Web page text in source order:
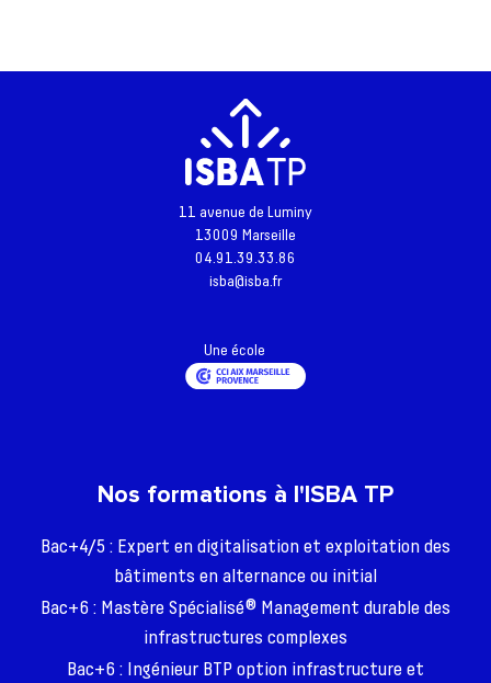
Vie étudiante
Une question ?
11 avenue de Luminy
13009 Marseille
04.91.39.33.86
isba@isba.fr
Une école
Nos formations à l'ISBA TP
Bac+4/5 : Expert en digitalisation et exploitation des
bâtiments en alternance ou initial
Bac+6 : Mastère Spécialisé® Management durable des
infrastructures complexes
Bac+6 : Ingénieur BTP option infrastructure et